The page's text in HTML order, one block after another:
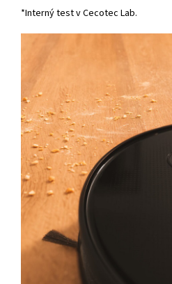
*Interný test v Cecotec Lab.